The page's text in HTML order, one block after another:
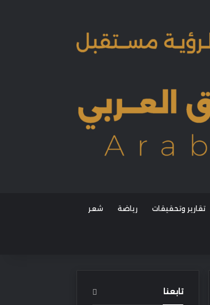
تقارير وتحقيقات رياضة شعر
تابعنا